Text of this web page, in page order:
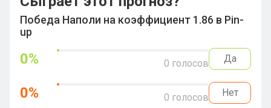
Победа Наполи на коэффициент 1.86 в Pin-
up
0% 0 голосов Да
0% 0 голосов Нет